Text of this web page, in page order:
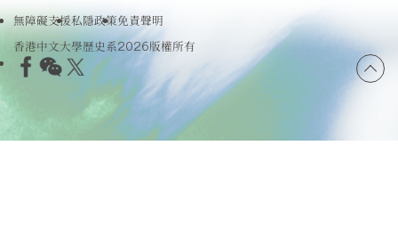
無障礙支援私隱政策免責聲明
香港中文大學歷史系2026版權所有